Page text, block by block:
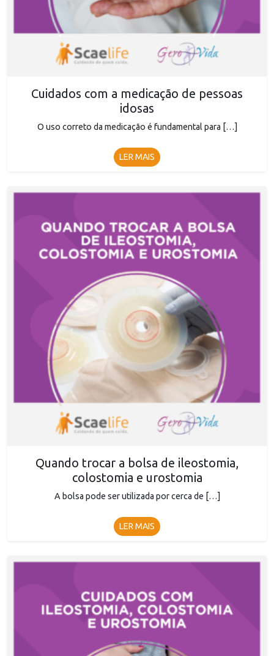
Cuidados com a medicação de pessoas
idosas
O uso correto da medicação é fundamental para […]
LER MAIS
Quando trocar a bolsa de ileostomia,
colostomia e urostomia
A bolsa pode ser utilizada por cerca de […]
LER MAIS